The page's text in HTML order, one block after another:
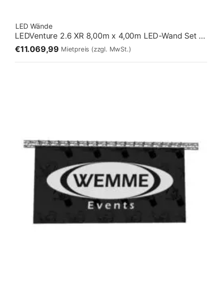
LED Wände
LEDVenture 2.6 XR 8,00m x 4,00m LED-Wand Set 06 – Stehend [2:1]
€11.069,99 Mietpreis (zzgl. MwSt.)